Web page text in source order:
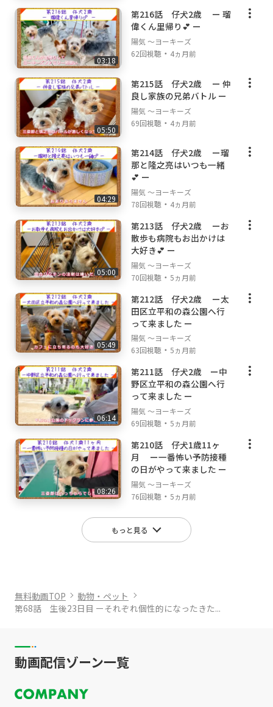
03:18
第216話 仔犬2歳 ー 瑠
偉くん里帰り💕 ー
陽気 ～ヨーキーズ
62回視聴 ・ 4ヵ月前
05:50
第215話 仔犬2歳 ー 仲
良し家族の兄弟バトル ー
陽気 ～ヨーキーズ
69回視聴 ・ 4ヵ月前
04:29
第214話 仔犬2歳 ー瑠
那と隆之亮はいつも一緒
💕 ー
陽気 ～ヨーキーズ
78回視聴 ・ 4ヵ月前
05:00
第213話 仔犬2歳 ーお
散歩も病院もお出かけは
大好き💕 ー
陽気 ～ヨーキーズ
70回視聴 ・5ヵ月前
05:49
第212話 仔犬2歳 ー太
田区立平和の森公園へ行
って来ました ー
陽気 ～ヨーキーズ
63回視聴 ・5ヵ月前
06:14
第211話 仔犬2歳 ー中
野区立平和の森公園へ行
って来ました ー
陽気 ～ヨーキーズ
69回視聴 ・5ヵ月前
08:26
第210話 仔犬1歳11ヶ
月 ー一番怖い予防接種
の日がやって来ました ー
陽気 ～ヨーキーズ
76回視聴 ・5ヵ月前
もっと見る
無料動画TOP
動物・ペット
第68話 生後23日目 ーそれぞれ個性的になったきた...
動画配信ゾーン一覧